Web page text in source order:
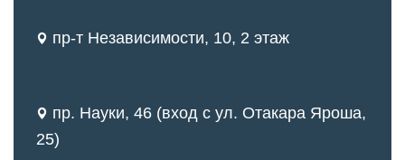
пр-т Независимости, 10, 2 этаж
пр. Науки, 46 (вход с ул. Отакара Яроша,
25)